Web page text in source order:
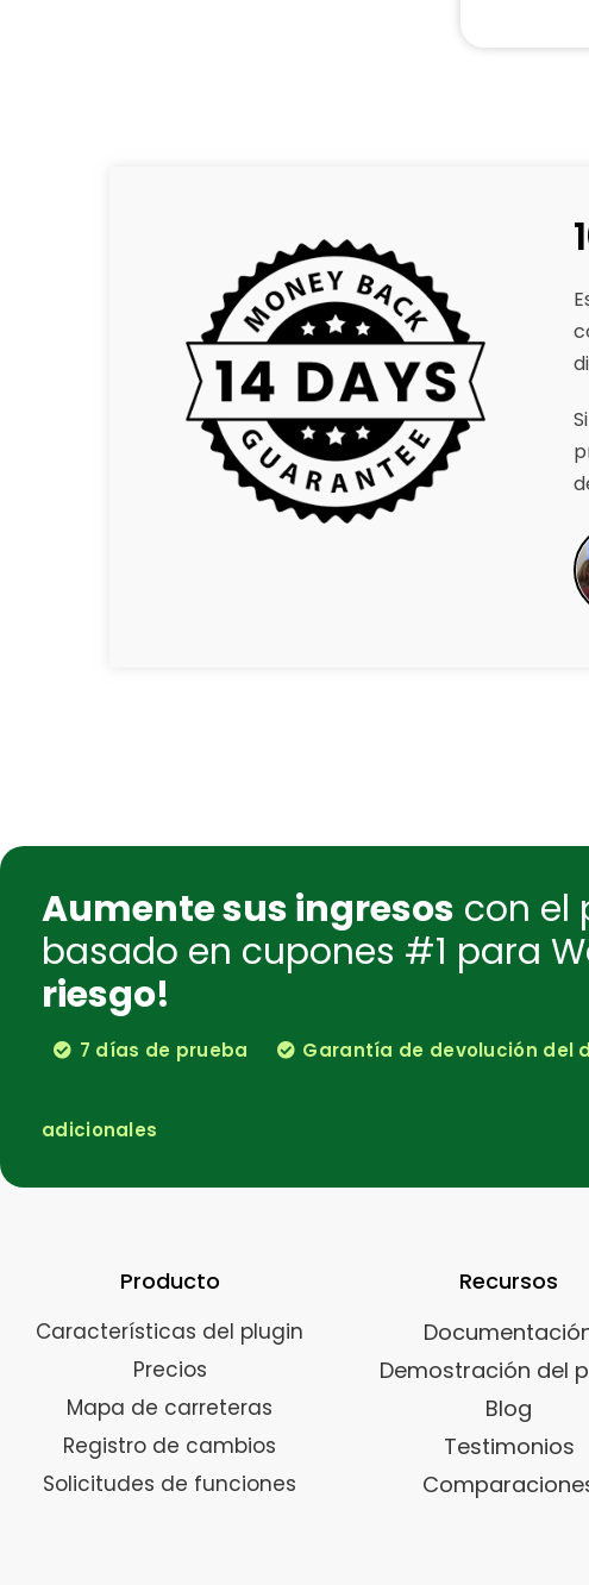
Aumente sus ingresos con el
basado en cupones #1 para
riesgo!
7 días de prueba Garantía de devolución del
adicionales
Producto
Características del plugin
Precios
Mapa de carreteras
Registro de cambios
Solicitudes de funciones
Recursos
Demostración del
Blog
Testimonios